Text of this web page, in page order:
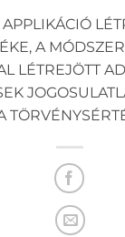
A
LÉTREJÖTT